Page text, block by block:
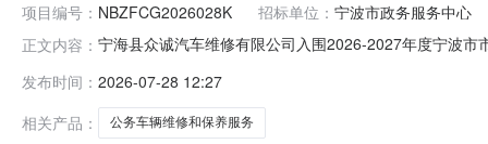
项目编号： NBZFCG2026028K 招标单位： 宁波市政务服务中心
正文内容： 宁海县众诚汽车维修有限公司入围2026-2027年度宁波
址：浙江省宁波市鄞州区宁穿路1901号征集人和联系方
发布时间： 2026-07-28 12:27
相关产品：
公务车辆维修和保养服务